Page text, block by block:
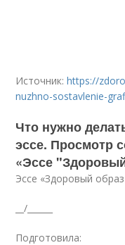
Источник:https://
nuzhno-sostavlenie-
Что нужно
эссе. Просмотр
«Эссе
Эссе «Здоровый
__/______
Подготовила: